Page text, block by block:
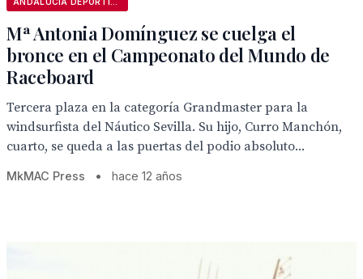
Mª Antonia Domínguez se cuelga el
bronce en el Campeonato del Mundo de
Raceboard
Tercera plaza en la categoría Grandmaster para la
windsurfista del Náutico Sevilla. Su hijo, Curro Manchón,
cuarto, se queda a las puertas del podio absoluto...
MkMAC Press • hace 12 años